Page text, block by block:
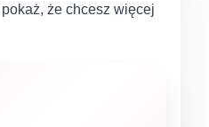
że chcesz więcej